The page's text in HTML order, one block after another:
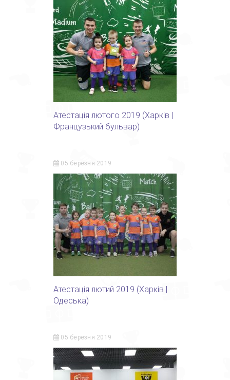
Атестація лютого 2019 (Харків |
Французький бульвар)
05 березня 2019
Атестація лютий 2019 (Харків |
Одеська)
05 березня 2019